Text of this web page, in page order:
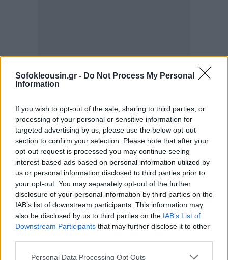
Sofokleousin.gr - Do Not Process My Personal
Information
If you wish to opt-out of the sale, sharing to third parties, or
processing of your personal or sensitive information for
targeted advertising by us, please use the below opt-out
section to confirm your selection. Please note that after your
opt-out request is processed you may continue seeing
interest-based ads based on personal information utilized by
us or personal information disclosed to third parties prior to
your opt-out. You may separately opt-out of the further
disclosure of your personal information by third parties on the
IAB’s list of downstream participants. This information may
also be disclosed by us to third parties on the IAB’s List of
Downstream Participants that may further disclose it to other
Personal Data Processing Opt Outs